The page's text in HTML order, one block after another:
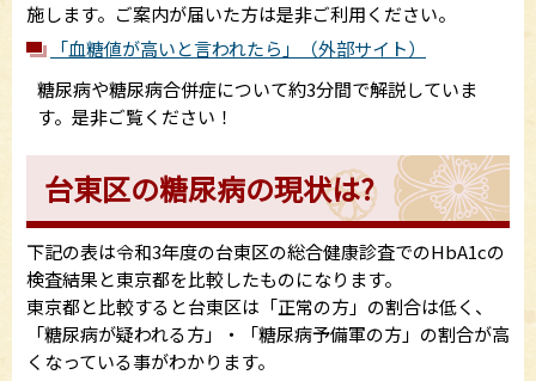
施します。ご案内が届いた方は是非ご利用ください。
「血糖値が高いと言われたら」（外部サイト）
糖尿病や糖尿病合併症について約3分間で解説していま
す。是非ご覧ください！
台東区の糖尿病の現状は?
下記の表は令和3年度の台東区の総合健康診査でのHbA1cの
検査結果と東京都を比較したものになります。
東京都と比較すると台東区は「正常の方」の割合は低く、
「糖尿病が疑われる方」・「糖尿病予備軍の方」の割合が高
くなっている事がわかります。